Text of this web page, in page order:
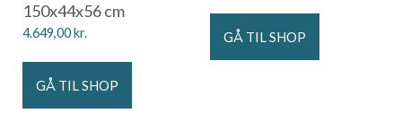
150x44x56 cm
4.649,00kr.
GÅ TIL SHOP
GÅ TIL SHOP